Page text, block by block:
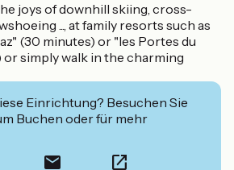
joys of downhill skiing, cross-
..., at family resorts such as
(30 minutes) or "les Portes du
or simply walk in the charming
Einrichtung? Besuchen Sie
Buchen oder für mehr